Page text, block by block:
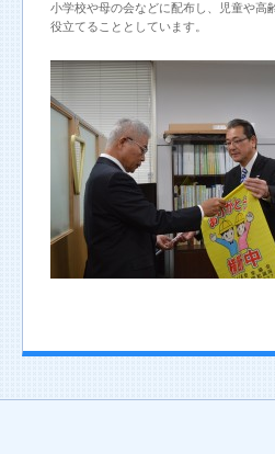
小学校や母の会などに配布し、児童や高
役立てることとしています。